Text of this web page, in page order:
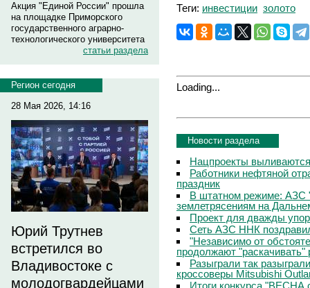
Акция "Единой России" прошла
на площадке Приморского
государственного аграрно-
технологического университета
статьи раздела
Регион сегодня
28 Мая 2026, 14:16
Юрий Трутнев
встретился во
Владивостоке с
молодогвардейцами
Теги: инвестиции золото
Loading...
Новости раздела
Нацпроекты
Работники нефтяной
праздник
В штатном режиме: АЗС
землетрясениям на
Проект для дважды
Сеть АЗС ННК
"Независимо от
продолжают
Разыграли так
кроссоверы Mitsubishi
Итоги конкурса